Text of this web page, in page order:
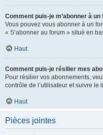
Comment puis-je m’abonner à
Vous pouvez vous abonner à un
« S’abonner au forum » situé en
Haut
Comment puis-je résilier mes
Pour résilier vos abonnements,
contrôle de l’utilisateur et suivre le
Haut
Pièces jointes